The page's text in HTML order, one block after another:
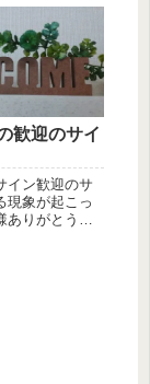
歓迎のサイ
イン歓迎のサ
現象が起こっ
りがとうご